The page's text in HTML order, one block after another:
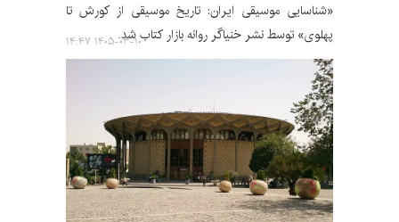
«شناسایی موسیقی ایران: تاریخ موسیقی از کورش تا
پهلوی» توسط نشر خنیاگر روانه بازار کتاب شد.۱۴۰۵-۰۳-۱۰ ۱۴:۴۷